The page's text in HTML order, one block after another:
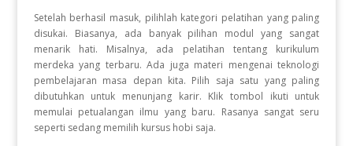
Setelah berhasil masuk, pilihlah kategori pelatihan yang paling
disukai. Biasanya, ada banyak pilihan modul yang sangat
menarik hati. Misalnya, ada pelatihan tentang kurikulum
merdeka yang terbaru. Ada juga materi mengenai teknologi
pembelajaran masa depan kita. Pilih saja satu yang paling
dibutuhkan untuk menunjang karir. Klik tombol ikuti untuk
memulai petualangan ilmu yang baru. Rasanya sangat seru
seperti sedang memilih kursus hobi saja.